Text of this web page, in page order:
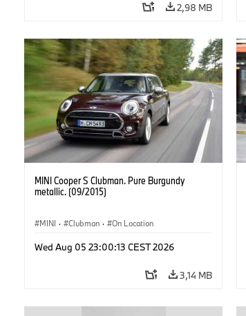
2,98 MB
MINI Cooper S Clubman. Pure Burgundy
metallic. (09/2015)
MINI · Clubman · On Location
Wed Aug 05 23:00:13 CEST 2026
3,14 MB